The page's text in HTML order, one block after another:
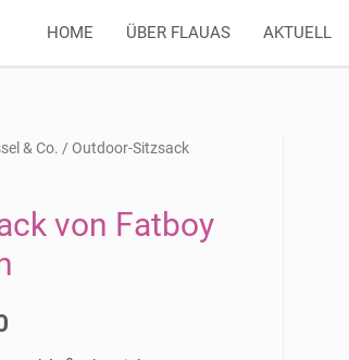
HOME ÜBER FLAUAS AKTUELL
& Co. / Outdoor-Sitzsack
von Fatboy